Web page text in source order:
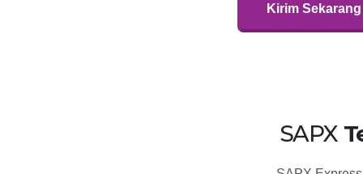
Kirim Sekarang
SAPX